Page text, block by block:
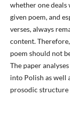
whether one deals
given poem, and
verses, always
content.
poem should not
The paper
into Polish as well
prosodic